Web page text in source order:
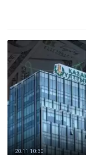
20.11 10:30